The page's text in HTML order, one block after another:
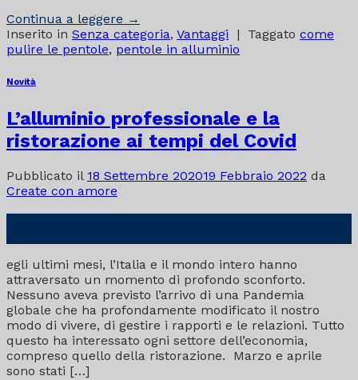
Continua a leggere →
Inserito in Senza categoria, Vantaggi | Taggato come
pulire le pentole, pentole in alluminio
Novità
L’alluminio professionale e la
ristorazione ai tempi del Covid
Pubblicato il 18 Settembre 202019 Febbraio 2022 da
Create con amore
egli ultimi mesi, l’Italia e il mondo intero hanno
attraversato un momento di profondo sconforto.
Nessuno aveva previsto l’arrivo di una Pandemia
globale che ha profondamente modificato il nostro
modo di vivere, di gestire i rapporti e le relazioni. Tutto
questo ha interessato ogni settore dell’economia,
compreso quello della ristorazione. Marzo e aprile
sono stati […]